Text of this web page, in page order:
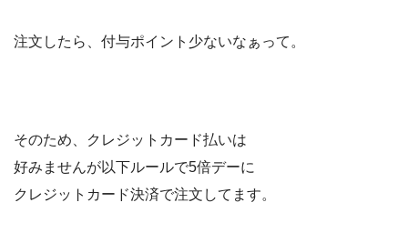
注文したら、付与ポイント少ないなぁって。
そのため、クレジットカード払いは
好みませんが以下ルールで5倍デーに
クレジットカード決済で注文してます。